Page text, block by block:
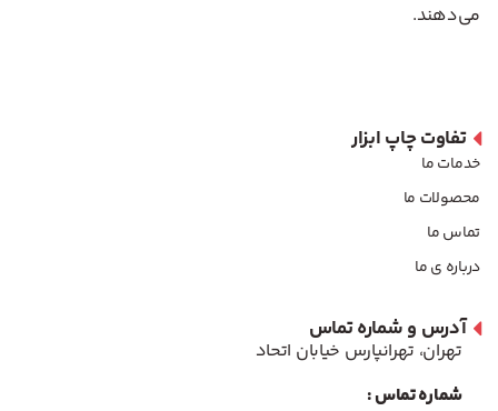
می‌دهند.
تفاوت چاپ ابزار
خدمات ما
محصولات ما
تماس ما
درباره ی ما
آدرس و شماره تماس
تهران، تهرانپارس خیابان اتحاد
شماره تماس :